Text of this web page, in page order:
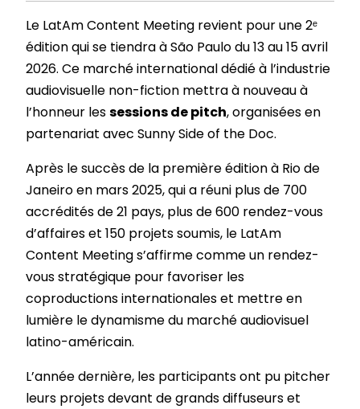
Le LatAm Content Meeting revient pour une 2ᵉ
édition qui se tiendra à São Paulo du 13 au 15 avril
2026. Ce marché international dédié à l’industrie
audiovisuelle non-fiction mettra à nouveau à
l’honneur lessessions de pitch, organisées en
partenariat avec Sunny Side of the Doc.
Après le succès de la première édition à Rio de
Janeiro en mars 2025, qui a réuni plus de 700
accrédités de 21 pays, plus de 600 rendez-vous
d’affaires et 150 projets soumis, le LatAm
Content Meeting s’affirme comme un rendez-
vous stratégique pour favoriser les
coproductions internationales et mettre en
lumière le dynamisme du marché audiovisuel
latino-américain.
L’année dernière, les participants ont pu pitcher
leurs projets devant de grands diffuseurs et